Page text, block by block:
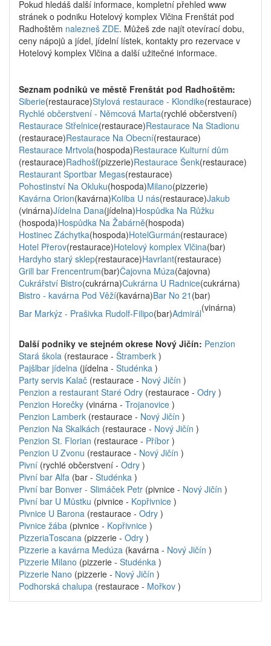
Pokud hledáš další informace, kompletní přehled www
stránek o podniku Hotelový komplex Vlčina Frenštát pod
Radhoštěm nalezneš ZDE. Můžeš zde najít otevírací dobu,
ceny nápojů a jídel, jídelní lístek, kontakty pro rezervace v
Hotelový komplex Vlčina a další užitečné informace.
Seznam podniků ve městě Frenštát pod Radhoštěm:
Siberie(restaurace)Stylová restaurace - Klondike(restaurace)
Rychlé občerstvení - Němcová Marta(rychlé občerstvení)
Restaurace Střelnice(restaurace)Restaurace Na Stadionu
(restaurace)Restaurace Na Obecní(restaurace)
Restaurace Mrtvola(hospoda)Restaurace Kulturní dům
(restaurace)Radhošť(pizzerie)Restaurace Šenk(restaurace)
Restaurant Sportbar Megas(restaurace)
Pohostinství Na Okluku(hospoda)Milano(pizzerie)
Kavárna Orion(kavárna)Koliba U nás(restaurace)Jakub
(vinárna)Jídelna Dana(jídelna)Hospůdka Na Růžku
(hospoda)Hospůdka Na Žabárně(hospoda)
Hostinec Záchytka(hospoda)HotelGurmán(restaurace)
Hotel Přerov(restaurace)Hotelový komplex Vlčina(bar)
Hardyho starý sklep(restaurace)Havrlant(restaurace)
Grill bar Frencentrum(bar)Čajovna Múza(čajovna)
Cukrářství Bistro(cukrárna)Cukrárna U Radnice(cukrárna)
Bistro - kavárna Pod Věží(kavárna)Bar No 21 (bar)
Bar Markýz - Prašivka Rudolf-Filipo(bar)Admirál(vinárna)
Další podniky ve stejném okrese Nový Jičín: Penzion
Stará škola (restaurace - Štramberk )
Pajšlbar jídelna (jídelna - Studénka )
Party servis Kalač (restaurace - Nový Jičín )
Penzion a restaurant Staré Odry (restaurace - Odry )
Penzion Horečky (vinárna - Trojanovice )
Penzion Lamberk (restaurace - Nový Jičín )
Penzion Na Skalkách (restaurace - Nový Jičín )
Penzion St. Florian (restaurace - Příbor )
Penzion U Zvonu (restaurace - Nový Jičín )
Pivní (rychlé občerstvení - Odry )
Pivní bar Alfa (bar - Studénka )
Pivní bar Bonver - Slimáček Petr (pivnice - Nový Jičín )
Pivní bar U Můstku (pivnice - Kopřivnice )
Pivnice U Barona (restaurace - Odry )
Pivnice žába (pivnice - Kopřivnice )
PizzeriaToscana (pizzerie - Odry )
Pizzerie a kavárna Medúza (kavárna - Nový Jičín )
Pizzerie Milano (pizzerie - Studénka )
Pizzerie Nano (pizzerie - Nový Jičín )
Podhorská chalupa (restaurace - Mořkov )